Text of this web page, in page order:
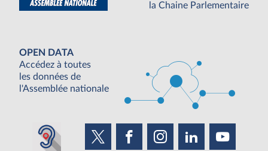
la Chaine Parlementaire
OPEN DATA
Accédez à toutes
les données de
l'Assemblée nationale